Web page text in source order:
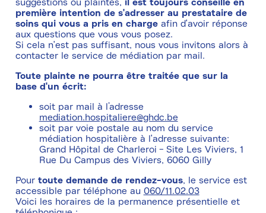
suggestions ou plaintes, il est toujours conseillé en
première intention de s'adresser au prestataire de
soins qui vous a pris en charge afin d'avoir réponse
aux questions que vous vous posez.
Si cela n'est pas suffisant, nous vous invitons alors à
contacter le service de médiation par mail.
Toute plainte ne pourra être traitée que sur la
base d'un écrit:
soit par mail à l’adresse
mediation.hospitaliere@ghdc.be
soit par voie postale au nom du service
médiation hospitalière à l'adresse suivante:
Grand Hôpital de Charleroi - Site Les Viviers, 1
Rue Du Campus des Viviers, 6060 Gilly
Pour toute demande de rendez-vous, le service est
accessible par téléphone au 060/11.02.03
Voici les horaires de la permanence présentielle et